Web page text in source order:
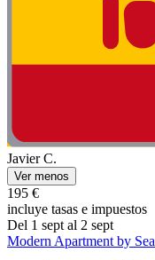
Javier C.
Ver menos
195 €
incluye tasas e impuestos
Del 1 sept al 2 sept
Modern Apartment by Sea